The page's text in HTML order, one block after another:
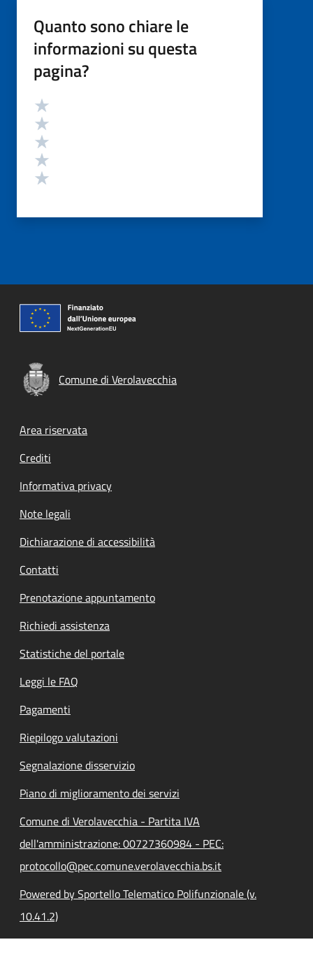
Quanto sono chiare le
informazioni su questa
pagina?
Valutazione
Comune di Verolavecchia
Footer menu
Area riservata
Crediti
Informativa privacy
Note legali
Dichiarazione di accessibilità
Contatti
Prenotazione appuntamento
Richiedi assistenza
Statistiche del portale
Leggi le FAQ
Pagamenti
Riepilogo valutazioni
Segnalazione disservizio
Piano di miglioramento dei servizi
Comune di Verolavecchia - Partita IVA
dell'amministrazione: 00727360984 - PEC:
protocollo@pec.comune.verolavecchia.bs.it
Powered by Sportello Telematico Polifunzionale (v.
10.41.2)